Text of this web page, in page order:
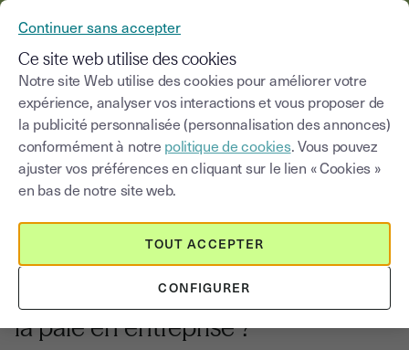
Blog
Choisir une catégorie Saisissez un terme
Comment la signature
électronique facilite la gestion de
la paie en entreprise ?
Continuer sans accepter
Ce site web utilise des cookies
Notre site Web utilise des cookies pour améliorer votre
expérience, analyser vos interactions et vous proposer de
la publicité personnalisée (personnalisation des annonces)
conformément à notre politique de cookies. Vous pouvez
ajuster vos préférences en cliquant sur le lien « Cookies »
en bas de notre site web.
CONFIGURER
TOUT ACCEPTER